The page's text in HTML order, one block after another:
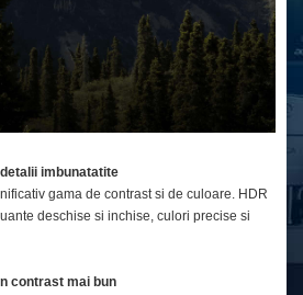
imbunatatite
gama de contrast si de culoare. HDR
deschise si inchise, culori precise si
contrast mai bun